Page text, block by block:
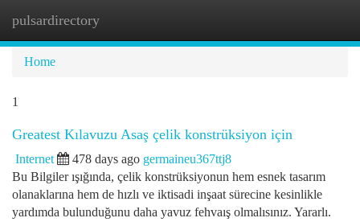
pulsardirectory
Home
1
Greatest Kılavuzu Asaş çelik konstrüksiyon için
Internet 478 days ago germaineu367ttj8
Bu Bilgiler ışığında, çelik konstrüksiyonun hem esnek tasarım
olanaklarına hem de hızlı ve iktisadi inşaat sürecine kesinlikle
yardımda bulunduğunu daha yavuz fehvaış olmalısınız. Yararlı.